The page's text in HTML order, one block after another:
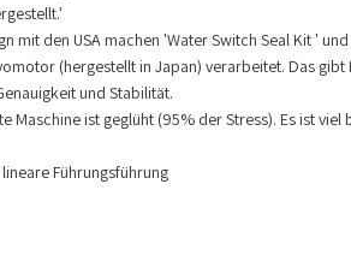
den USA machen 'Water Switch Seal Kit '
(hergestellt in Japan) verarbeitet. Das
und Stabilität.
ist geglüht (95% der Stress). Es ist
Führungsführung